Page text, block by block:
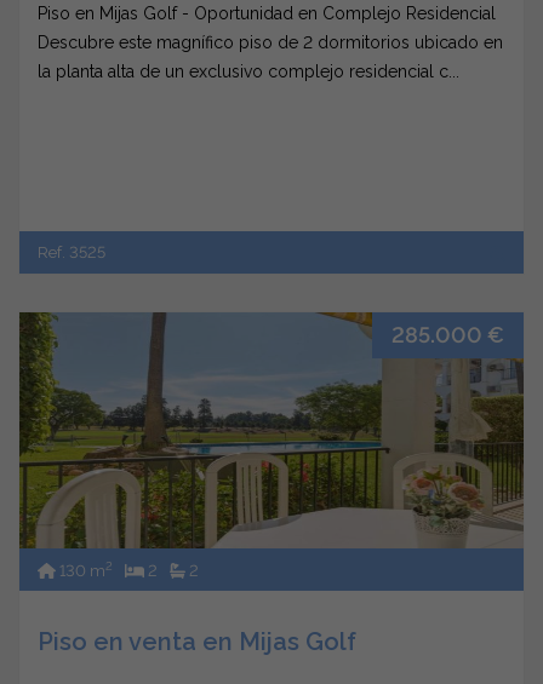
Piso en Mijas Golf - Oportunidad en Complejo Residencial
Descubre este magnífico piso de 2 dormitorios ubicado en
la planta alta de un exclusivo complejo residencial c...
Ref. 3525
285.000 €
130 m2 2 2
Piso en venta en Mijas Golf